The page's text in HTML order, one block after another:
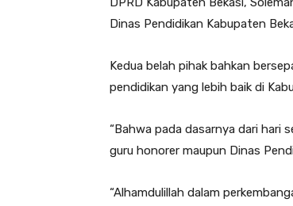
Dinas Pendidikan Kabupaten
Kedua belah pihak bahkan
pendidikan yang lebih baik di
“Bahwa pada dasarnya dari hari
guru honorer maupun Dinas
“Alhamdulillah dalam